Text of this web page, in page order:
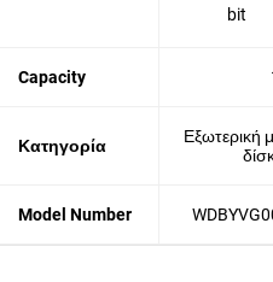
bit
Capacity
Κατηγορία
Εξωτερική
Model Number